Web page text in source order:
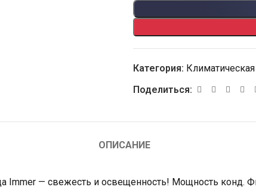
Категория:
Поделиться:
ОПИСАНИЕ
Immer — свежесть и освещенность! Мощность конд.